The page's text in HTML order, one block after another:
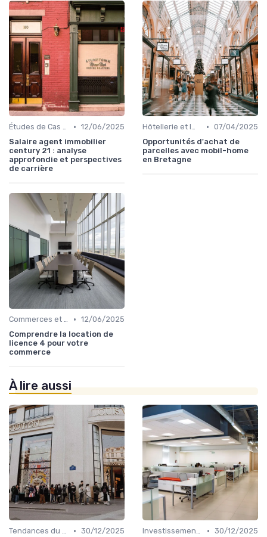
Études de Cas et Exemples de Réussite • 12/06/2025
Salaire agent immobilier
century 21 : analyse
approfondie et perspectives
de carrière
Hôtellerie et Immobilier de Loisirs • 07/04/2025
Opportunités d'achat de
parcelles avec mobil-home
en Bretagne
Commerces et Retail • 12/06/2025
Comprendre la location de
licence 4 pour votre
commerce
À lire aussi
Tendances du Marché Immobilier Commercial • 30/12/2025
Investissements Immobiliers Stratégiques • 30/12/2025